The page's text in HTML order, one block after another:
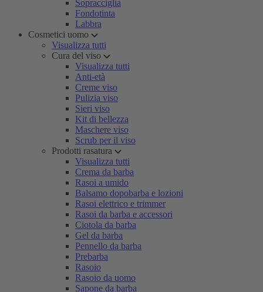
Sopracciglia
Fondotinta
Labbra
Cosmetici uomo
Visualizza tutti
Cura del viso
Visualizza tutti
Anti-età
Creme viso
Pulizia viso
Sieri viso
Kit di bellezza
Maschere viso
Scrub per il viso
Prodotti rasatura
Visualizza tutti
Crema da barba
Rasoi a umido
Balsamo dopobarba e lozioni
Rasoi elettrico e trimmer
Rasoi da barba e accessori
Ciotola da barba
Gel da barba
Pennello da barba
Prebarba
Rasoio
Rasoio da uomo
Sapone da barba